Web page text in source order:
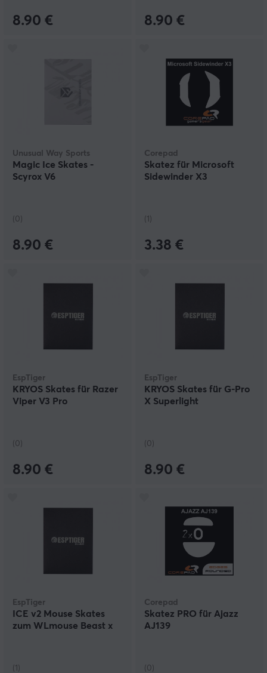
8.90 € 8.90 €
Unusual Way Sports
Magic Ice Skates -
Scyrox V6
(0)
8.90 €
Corepad
Skatez für Microsoft
Sidewinder X3
(1)
3.38 €
EspTiger
KRYOS Skates für Razer
Viper V3 Pro
(0)
8.90 €
EspTiger
KRYOS Skates für G-Pro
X Superlight
(0)
8.90 €
EspTiger
ICE v2 Mouse Skates
zum WLmouse Beast x
(1)
Corepad
Skatez PRO für Ajazz
AJ139
(0)